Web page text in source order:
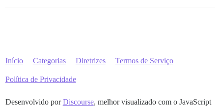
Início Categorias Diretrizes Termos de Serviço
Política de Privacidade
Desenvolvido porDiscourse, melhor visualizado com o JavaScript